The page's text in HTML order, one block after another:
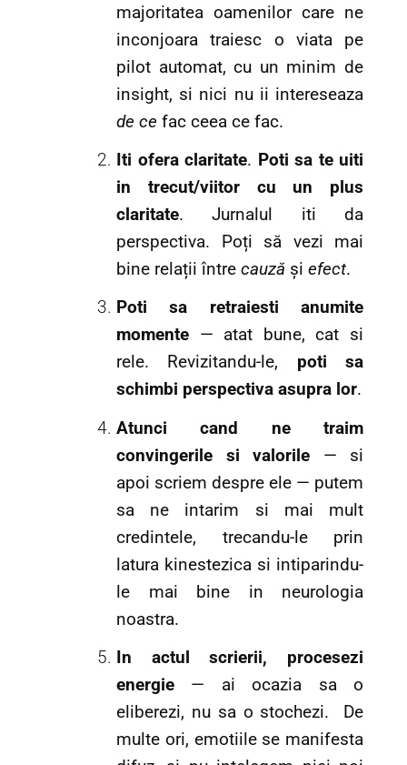
majoritatea oamenilor care ne
inconjoara traiesc o viata pe
pilot automat, cu un minim de
insight, si nici nu ii intereseaza
de ce fac ceea ce fac.
Iti ofera claritate. Poti sa te uiti
in trecut/viitor cu un plus
claritate. Jurnalul iti da
perspectiva. Poți să vezi mai
bine relații între cauză și efect.
Poti sa retraiesti anumite
momente — atat bune, cat si
rele. Revizitandu-le, poti sa
schimbi perspectiva asupra lor.
Atunci cand ne traim
convingerile si valorile — si
apoi scriem despre ele — putem
sa ne intarim si mai mult
credintele, trecandu-le prin
latura kinestezica si intiparindu-
le mai bine in neurologia
noastra.
In actul scrierii,
procesezi
energie — ai ocazia sa o
eliberezi, nu sa o stochezi. De
multe ori, emotiile se manifesta